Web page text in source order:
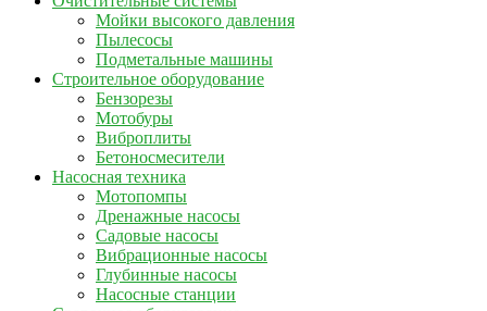
Мойки высокого давления
Пылесосы
Подметальные машины
Строительное оборудование
Бензорезы
Мотобуры
Виброплиты
Бетоносмесители
Насосная техника
Мотопомпы
Дренажные насосы
Садовые насосы
Вибрационные насосы
Глубинные насосы
Насосные станции